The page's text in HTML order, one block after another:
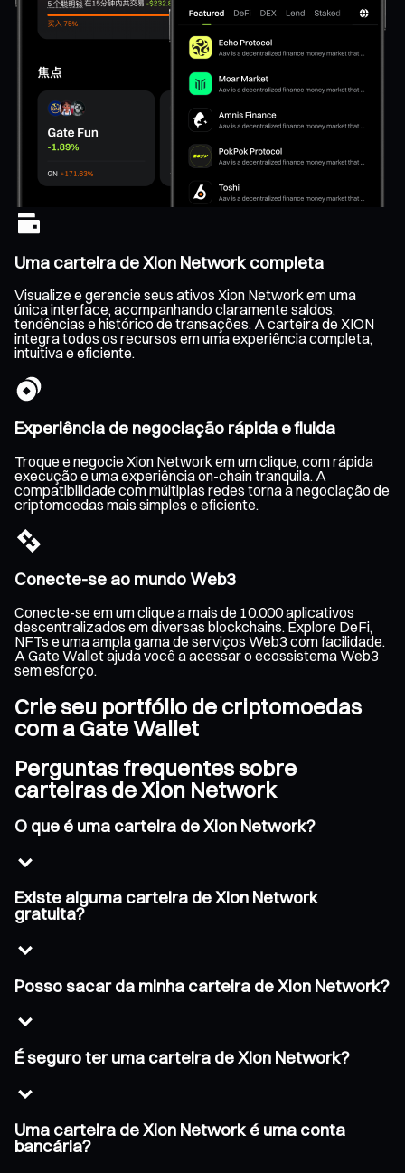
Uma carteira de Xion Network completa
Visualize e gerencie seus ativos Xion Network em uma
única interface, acompanhando claramente saldos,
tendências e histórico de transações. A carteira de XION
integra todos os recursos em uma experiência completa,
intuitiva e eficiente.
Experiência de negociação rápida e fluida
Troque e negocie Xion Network em um clique, com rápida
execução e uma experiência on-chain tranquila. A
compatibilidade com múltiplas redes torna a negociação de
criptomoedas mais simples e eficiente.
Conecte-se ao mundo Web3
Conecte-se em um clique a mais de 10.000 aplicativos
descentralizados em diversas blockchains. Explore DeFi,
NFTs e uma ampla gama de serviços Web3 com facilidade.
A Gate Wallet ajuda você a acessar o ecossistema Web3
sem esforço.
Crie seu portfólio de criptomoedas
com a Gate Wallet
Perguntas frequentes sobre
carteiras de Xion Network
O que é uma carteira de Xion Network?
Existe alguma carteira de Xion Network
gratuita?
Posso sacar da minha carteira de Xion Network?
É seguro ter uma carteira de Xion Network?
Uma carteira de Xion Network é uma conta
bancária?